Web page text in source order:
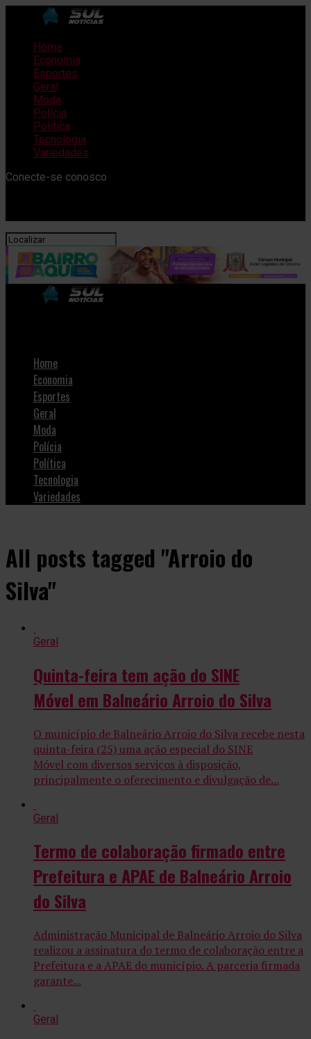
Home
Economia
Esportes
Geral
Moda
Polícia
Política
Tecnologia
Variedades
Conecte-se conosco
Home
Economia
Esportes
Geral
Moda
Polícia
Política
Tecnologia
Variedades
All posts tagged "Arroio do
Silva"
Geral
Quinta-feira tem ação do SINE
Móvel em Balneário Arroio do Silva
O município de Balneário Arroio do Silva recebe nesta
quinta-feira (25) uma ação especial do SINE
Móvel com diversos serviços à disposição,
principalmente o oferecimento e divulgação de...
Geral
Termo de colaboração firmado entre
Prefeitura e APAE de Balneário Arroio
do Silva
Administração Municipal de Balneário Arroio do Silva
realizou a assinatura do termo de colaboração entre a
Prefeitura e a APAE do município. A parceria firmada
garante...
Geral